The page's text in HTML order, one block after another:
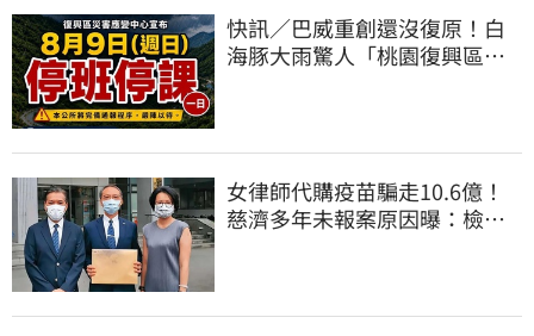
快訊／巴威重創還沒復原！白
海豚大雨驚人「桃園復興區」
女律師代購疫苗騙走10.6億！
慈濟多年未報案原因曝：檢警